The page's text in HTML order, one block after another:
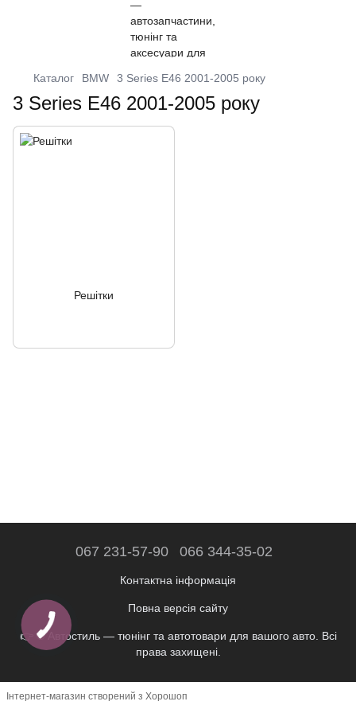
Каталог BMW 3 Series E46 2001-2005 року
3 Series E46 2001-2005 року
Решітки
067 231-57-90 066 344-35-02
Контактна інформація
Повна версія сайту
👉 © Автостиль — тюнінг та автотовари для вашого авто. Всі
права захищені.
Інтернет-магазин створений з Хорошоп